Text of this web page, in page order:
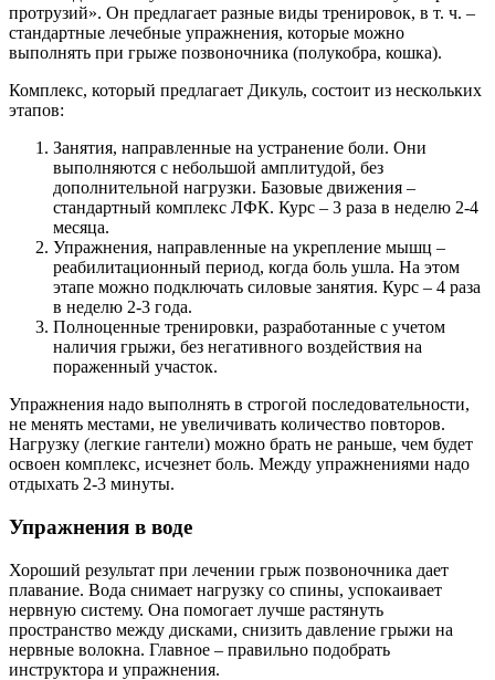
протрузий». Он предлагает разные виды тренировок, в т. ч. –
стандартные лечебные упражнения, которые можно
выполнять при грыже позвоночника (полукобра, кошка).
Комплекс, который предлагает Дикуль, состоит из нескольких
этапов:
Занятия, направленные на устранение боли. Они
выполняются с небольшой амплитудой, без
дополнительной нагрузки. Базовые движения –
стандартный комплекс ЛФК. Курс – 3 раза в неделю 2-4
месяца.
Упражнения, направленные на укрепление мышц –
реабилитационный период, когда боль ушла. На этом
этапе можно подключать силовые занятия. Курс – 4 раза
в неделю 2-3 года.
Полноценные тренировки, разработанные с учетом
наличия грыжи, без негативного воздействия на
пораженный участок.
Упражнения надо выполнять в строгой последовательности,
не менять местами, не увеличивать количество повторов.
Нагрузку (легкие гантели) можно брать не раньше, чем будет
освоен комплекс, исчезнет боль. Между упражнениями надо
отдыхать 2-3 минуты.
Упражнения в воде
Хороший результат при лечении грыж позвоночника дает
плавание. Вода снимает нагрузку со спины, успокаивает
нервную систему. Она помогает лучше растянуть
пространство между дисками, снизить давление грыжи на
нервные волокна. Главное – правильно подобрать
инструктора и упражнения.